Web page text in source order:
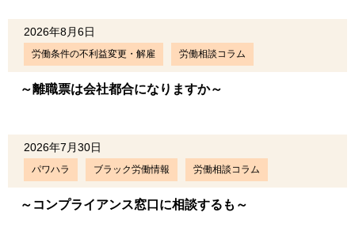
2026年8月6日
労働条件の不利益変更・解雇 労働相談コラム
～離職票は会社都合になりますか～
2026年7月30日
パワハラ ブラック労働情報 労働相談コラム
～コンプライアンス窓口に相談するも～